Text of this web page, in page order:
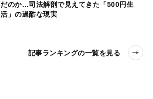
だのか…司法解剖で見えてきた「500円生
活」の過酷な現実
記事ランキングの一覧を見る